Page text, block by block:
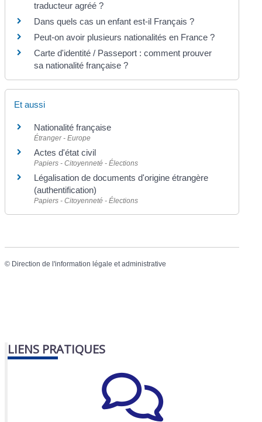
traducteur agréé ?
Dans quels cas un enfant est-il Français ?
Peut-on avoir plusieurs nationalités en France ?
Carte d'identité / Passeport : comment prouver
sa nationalité française ?
Et aussi
Nationalité française
Étranger - Europe
Actes d'état civil
Papiers - Citoyenneté - Élections
Légalisation de documents d'origine étrangère
(authentification)
Papiers - Citoyenneté - Élections
© Direction de l'information légale et administrative
LIENS PRATIQUES